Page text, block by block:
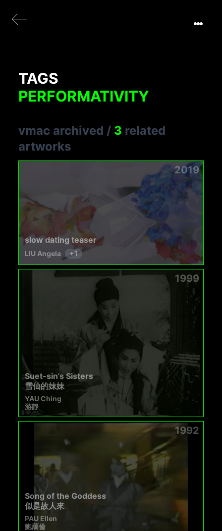
TAGS
PERFORMATIVITY
vmac archived / 3 related
artworks
2019
slow dating teaser
LIU Angela +1
1999
Suet-sin’s Sisters
雪仙的妹妹
YAU Ching
游靜
1992
Song of the Goddess
似是故人來
PAU Ellen
鮑藹倫